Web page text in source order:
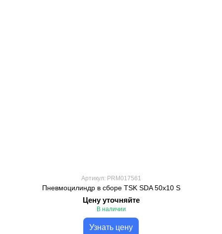
Артикул: PRM017561
Пневмоцилиндр в сборе TSK SDA 50x10 S
Цену уточняйте
В наличии
Узнать цену